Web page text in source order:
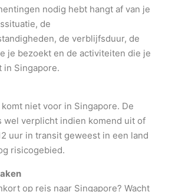
nodig hebt hangt af van je
de
de verblijfsduur, de
je bezoekt en de activiteiten die je
in Singapore.
niet voor in Singapore. De
wel verplicht indien komend uit of
uur in transit geweest in een land
risicogebied.
op reis naar Singapore? Wacht